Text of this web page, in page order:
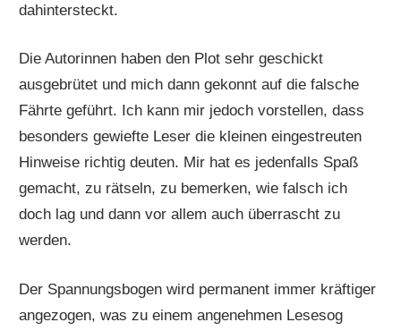
dahintersteckt.
Die Autorinnen haben den Plot sehr geschickt
ausgebrütet und mich dann gekonnt auf die falsche
Fährte geführt. Ich kann mir jedoch vorstellen, dass
besonders gewiefte Leser die kleinen eingestreuten
Hinweise richtig deuten. Mir hat es jedenfalls Spaß
gemacht, zu rätseln, zu bemerken, wie falsch ich
doch lag und dann vor allem auch überrascht zu
werden.
Der Spannungsbogen wird permanent immer kräftiger
angezogen, was zu einem angenehmen Lesesog